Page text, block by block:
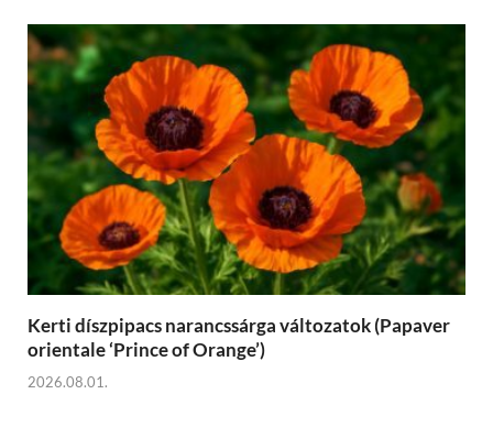
Kerti díszpipacs narancssárga változatok (Papaver
orientale ‘Prince of Orange’)
2026.08.01.